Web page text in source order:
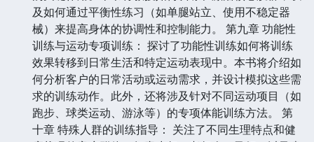
及如何通过平衡性练习（如单腿站立、使用不稳定器
械）来提高身体的协调性和控制能力。 第九章 功能性
训练与运动专项训练： 探讨了功能性训练如何将训练
效果转移到日常生活和特定运动表现中。本书将介绍如
何分析客户的日常活动或运动需求，并设计模拟这些需
求的训练动作。此外，还将涉及针对不同运动项目（如
跑步、球类运动、游泳等）的专项体能训练方法。 第
十章 特殊人群的训练指导： 关注了不同生理特点和健